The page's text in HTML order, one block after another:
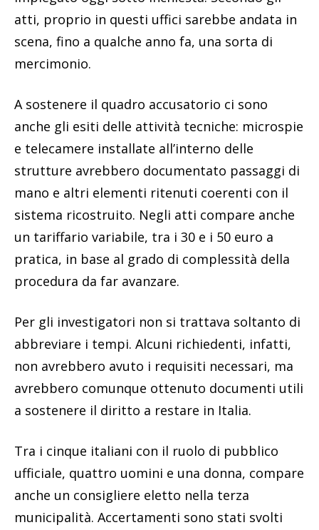
atti, proprio in questi uffici sarebbe andata in
scena, fino a qualche anno fa, una sorta di
mercimonio.
A sostenere il quadro accusatorio ci sono
anche gli esiti delle attività tecniche: microspie
e telecamere installate all’interno delle
strutture avrebbero documentato passaggi di
mano e altri elementi ritenuti coerenti con il
sistema ricostruito. Negli atti compare anche
un tariffario variabile, tra i 30 e i 50 euro a
pratica, in base al grado di complessità della
procedura da far avanzare.
Per gli investigatori non si trattava soltanto di
abbreviare i tempi. Alcuni richiedenti, infatti,
non avrebbero avuto i requisiti necessari, ma
avrebbero comunque ottenuto documenti utili
a sostenere il diritto a restare in Italia.
Tra i cinque italiani con il ruolo di pubblico
ufficiale, quattro uomini e una donna, compare
anche un consigliere eletto nella terza
municipalità. Accertamenti sono stati svolti